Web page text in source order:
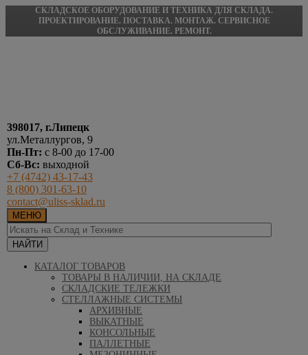
СКЛАДСКОЕ ОБОРУДОВАНИЕ И ТЕХНИКА ДЛЯ СКЛАДА.
ПРОЕКТИРОВАНИЕ. ПОСТАВКА. МОНТАЖ. СЕРВИСНОЕ
ОБСЛУЖИВАНИЕ. РЕМОНТ.
398017, г.Липецк
ул.Металлургов, 9
Пн-Пт: с 8-00 до 17-00
Сб-Вс: выходной
+7 (4742) 43-17-43
8 (800) 301-63-10
contact@uliss-sklad.ru
МЕНЮ
КАТАЛОГ ТОВАРОВ
ТОВАРЫ В НАЛИЧИИ, НА СКЛАДЕ
СКЛАДСКИЕ ТЕЛЕЖКИ
СТЕЛЛАЖНЫЕ СИСТЕМЫ
АРХИВНЫЕ
ВЫКАТНЫЕ
КОНСОЛЬНЫЕ
ПАЛЛЕТНЫЕ